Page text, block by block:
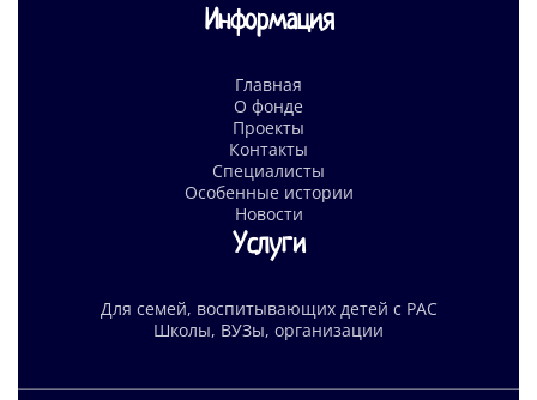
Информация
Главная
О фонде
Проекты
Контакты
Специалисты
Особенные истории
Новости
Услуги
Для семей, воспитывающих детей с РАС
Школы, ВУЗы, организации